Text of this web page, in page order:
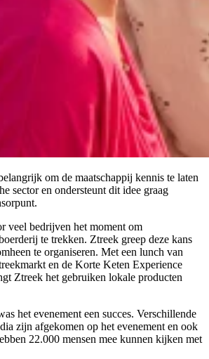
om de maatschappij kennis te laten
sector en ondersteunt dit idee graag
veel bedrijven het moment om
te trekken. Ztreek greep deze kans
te organiseren. Met een lunch van
en de Korte Keten Experience
Ztreek het gebruiken lokale producten
het evenement een succes. Verschillende
zijn afgekomen op het evenement en ook
22.000 mensen mee kunnen kijken met